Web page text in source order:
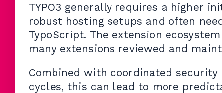
TYPO3 generally requires a higher
robust hosting setups and often
TypoScript. The extension
many extensions reviewed and
Combined with coordinated security
cycles, this can lead to more